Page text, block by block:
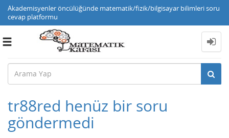
Akademisyenler öncülüğünde matematik/fizik/bilgisayar bilimleri soru
cevap platformu
Toggle
tr88red henüz bir soru
göndermedi